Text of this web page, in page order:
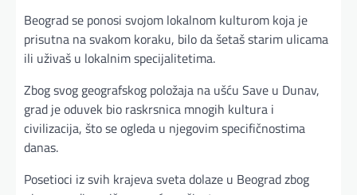
Beograd se ponosi svojom lokalnom kulturom koja je
prisutna na svakom koraku, bilo da šetaš starim ulicama
ili uživaš u lokalnim specijalitetima.
Zbog svog geografskog položaja na ušću Save u Dunav,
grad je oduvek bio raskrsnica mnogih kultura i
civilizacija, što se ogleda u njegovim specifičnostima
danas.
Posetioci iz svih krajeva sveta dolaze u Beograd zbog